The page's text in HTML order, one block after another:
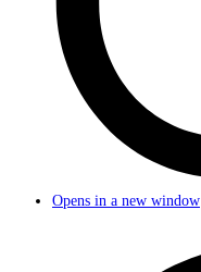
Opens in a new window